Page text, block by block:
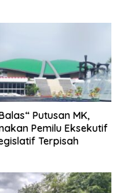
Putusan MK,
Pemilu Eksekutif
Terpisah